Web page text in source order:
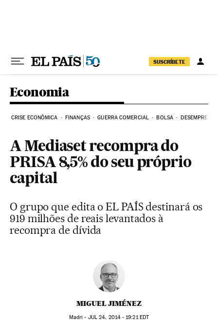
SUSCRÍBETE
Economia
CRISE ECONÔMICA FINANÇAS GUERRA COMERCIAL BOLSA DESEMPREGO
A Mediaset recompra do
PRISA 8,5% do seu próprio
capital
O grupo que edita o EL PAÍS destinará os
919 milhões de reais levantados à
recompra de dívida
MIGUEL JIMÉNEZ
Madri - JUL 24, 2014 - 19:21EDT